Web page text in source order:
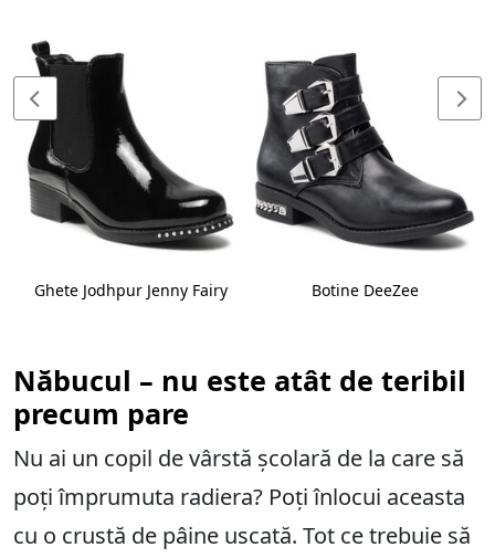
Ghete Jodhpur Jenny Fairy Botine DeeZee
Năbucul – nu este atât de teribil
precum pare
Nu ai un copil de vârstă școlară de la care să
poți împrumuta radiera? Poți înlocui aceasta
cu o crustă de pâine uscată. Tot ce trebuie să